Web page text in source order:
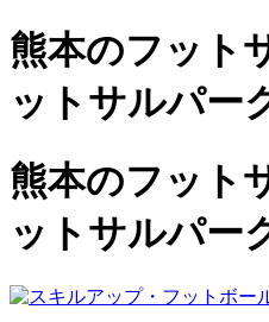
熊本のフット
ットサルパー
熊本のフット
ットサルパー